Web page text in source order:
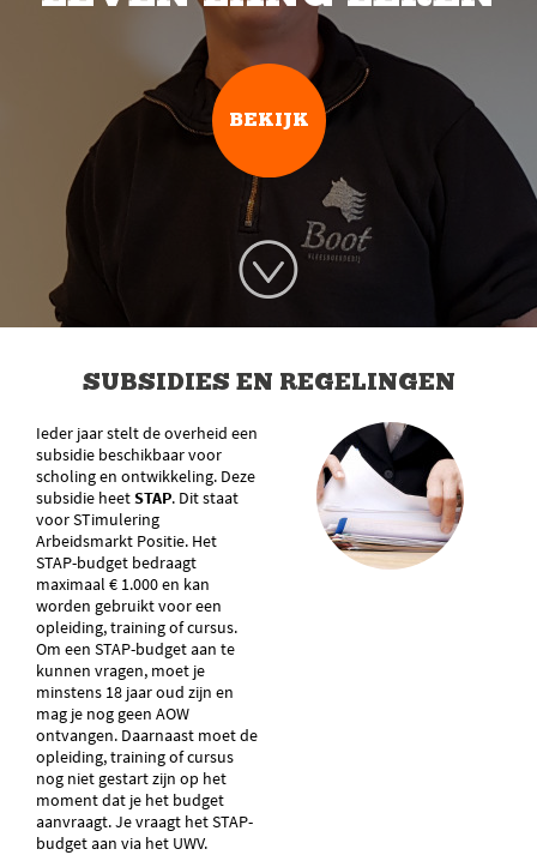
BEKIJK
SUBSIDIES EN REGELINGEN
Ieder jaar stelt de overheid een
subsidie beschikbaar voor
scholing en ontwikkeling. Deze
subsidie heetSTAP. Dit staat
voor STimulering
Arbeidsmarkt Positie. Het
STAP-budget bedraagt
maximaal € 1.000 en kan
worden gebruikt voor een
opleiding, training of cursus.
Om een STAP-budget aan te
kunnen vragen, moet je
minstens 18 jaar oud zijn en
mag je nog geen AOW
ontvangen. Daarnaast moet de
opleiding, training of cursus
nog niet gestart zijn op het
moment dat je het budget
aanvraagt. Je vraagt het STAP-
budget aan via het UWV.